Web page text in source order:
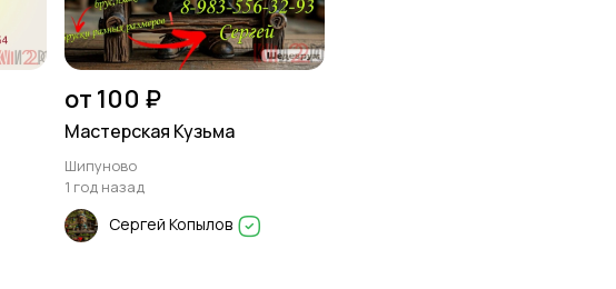
от 100 ₽
Мастерская Кузьма
Шипуново
1 год назад
Сергей Копылов